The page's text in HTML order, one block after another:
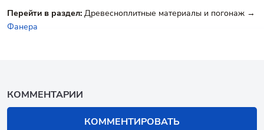
Перейти в раздел: Древесноплитные материалы и погонаж →
Фанера
КОММЕНТАРИИ
КОММЕНТИРОВАТЬ